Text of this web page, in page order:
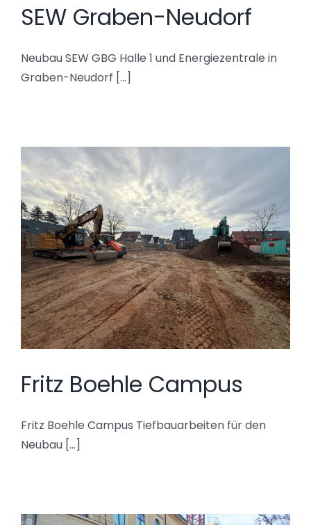
SEW Graben-Neudorf
Neubau SEW GBG Halle 1 und Energiezentrale in
Graben-Neudorf [...]
Fritz Boehle Campus
Fritz Boehle Campus Tiefbauarbeiten für den
Neubau [...]